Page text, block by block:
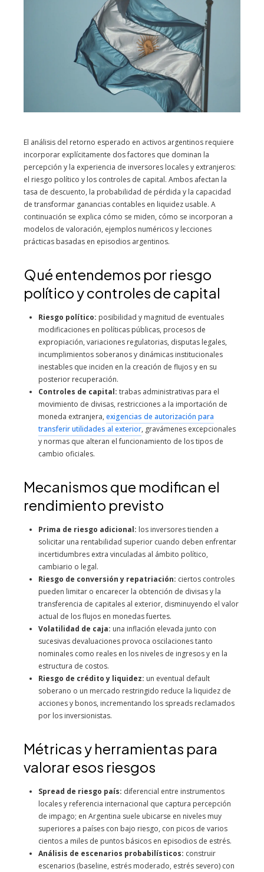
El análisis del retorno esperado en activos argentinos requiere
incorporar explícitamente dos factores que dominan la
percepción y la experiencia de inversores locales y extranjeros:
el riesgo político y los controles de capital. Ambos afectan la
tasa de descuento, la probabilidad de pérdida y la capacidad
de transformar ganancias contables en liquidez usable. A
continuación se explica cómo se miden, cómo se incorporan a
modelos de valoración, ejemplos numéricos y lecciones
prácticas basadas en episodios argentinos.
Qué entendemos por riesgo
político y controles de capital
Riesgo político: posibilidad y magnitud de eventuales
modificaciones en políticas públicas, procesos de
expropiación, variaciones regulatorias, disputas legales,
incumplimientos soberanos y dinámicas institucionales
inestables que inciden en la creación de flujos y en su
posterior recuperación.
Controles de capital: trabas administrativas para el
movimiento de divisas, restricciones a la importación de
moneda extranjera, exigencias de autorización para
transferir utilidades al exterior, gravámenes excepcionales
y normas que alteran el funcionamiento de los tipos de
cambio oficiales.
Mecanismos que modifican el
rendimiento previsto
Prima de riesgo adicional: los inversores tienden a
solicitar una rentabilidad superior cuando deben enfrentar
incertidumbres extra vinculadas al ámbito político,
cambiario o legal.
Riesgo de conversión y repatriación: ciertos controles
pueden limitar o encarecer la obtención de divisas y la
transferencia de capitales al exterior, disminuyendo el valor
actual de los flujos en monedas fuertes.
Volatilidad de caja: una inflación elevada junto con
sucesivas devaluaciones provoca oscilaciones tanto
nominales como reales en los niveles de ingresos y en la
estructura de costos.
Riesgo de crédito y liquidez: un eventual default
soberano o un mercado restringido reduce la liquidez de
acciones y bonos, incrementando los spreads reclamados
por los inversionistas.
Métricas y herramientas para
valorar esos riesgos
Spread de riesgo país: diferencial entre instrumentos
locales y referencia internacional que captura percepción
de impago; en Argentina suele ubicarse en niveles muy
superiores a países con bajo riesgo, con picos de varios
cientos a miles de puntos básicos en episodios de estrés.
Análisis de escenarios probabilísticos: construir
escenarios (baseline, estrés moderado, estrés severo) con